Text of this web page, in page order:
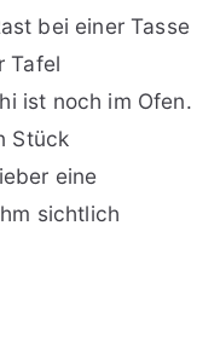
bei einer Tasse
Tafel
ist noch im Ofen.
Stück
eine
sichtlich